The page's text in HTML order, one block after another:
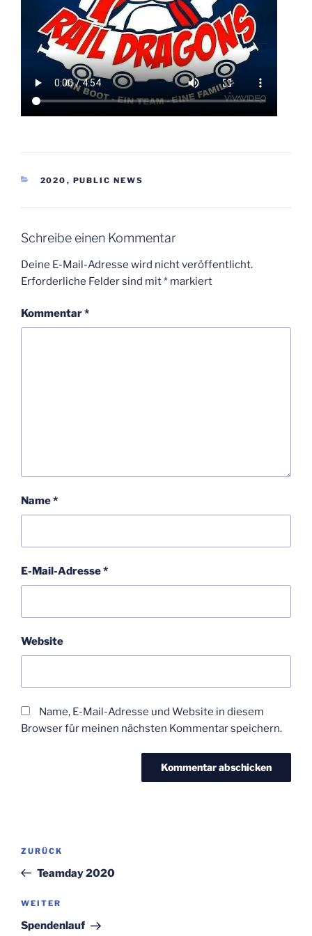
KATEGORIEN
2020 , PUBLIC NEWS
Schreibe einen Kommentar
Deine E-Mail-Adresse wird nicht veröffentlicht.
Erforderliche Felder sind mit* markiert
Kommentar*
Name*
E-Mail-Adresse*
Website
Name, E-Mail-Adresse und Website in diesem
Browser für meinen nächsten Kommentar speichern.
Beitragsnavigation
Vorheriger
Beitrag
ZURÜCK
Teamday 2020
Nächster
Beitrag
WEITER
Spendenlauf